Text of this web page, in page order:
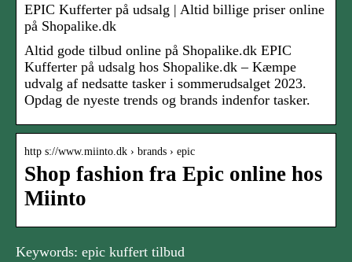
EPIC Kufferter på udsalg | Altid billige priser online
på Shopalike.dk
Altid gode tilbud online på Shopalike.dk EPIC
Kufferter på udsalg hos Shopalike.dk – Kæmpe
udvalg af nedsatte tasker i sommerudsalget 2023.
Opdag de nyeste trends og brands indenfor tasker.
http s://www.miinto.dk › brands › epic
Shop fashion fra Epic online hos
Miinto
Keywords: epic kuffert tilbud